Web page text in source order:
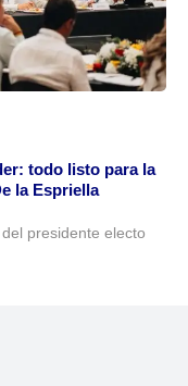
todo listo para la
la Espriella
presidente electo